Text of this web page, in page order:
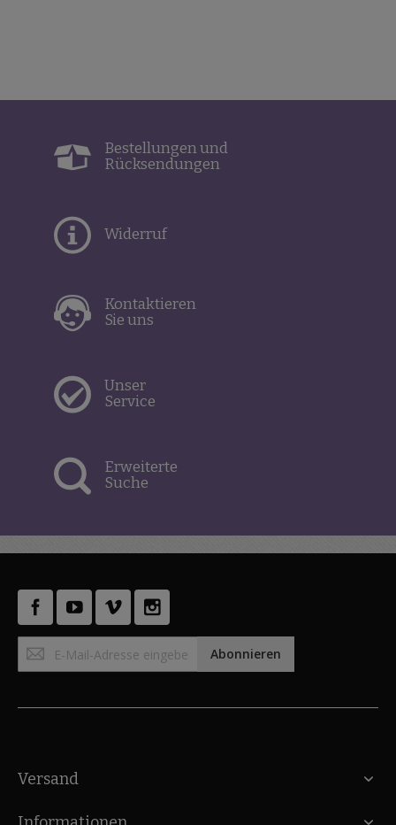
Bestellungen und
Rücksendungen
Widerruf
Kontaktieren
Sie uns
Unser
Service
Erweiterte
Suche
Anmeldung
zum
Abonnieren
Versand